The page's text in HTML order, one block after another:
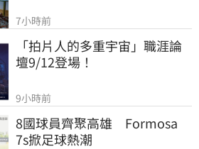
7小時前
「拍片人的多重宇宙」職涯論
壇9/12登場！
9小時前
8國球員齊聚高雄　Formosa
7s掀足球熱潮